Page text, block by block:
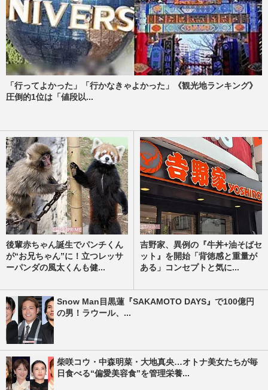
「行ってよかった」「行かなきゃよかった」《観光地ランキング》
圧倒的1位は「値段以...
後輩赤ちゃん誕生でパンチくん
が“お兄ちゃん”に！立つレッサ
ーパンダの風太くんも健...
吉野家、異例の『牛丼+油そばセ
ット』を開始「背徳感と重量が
ある」コンセプトと気に...
Snow Man目黒蓮『SAKAMOTO DAYS』で100億円
の男！ラウール、...
柴咲コウ・中森明菜・大地真央…オトナ美女たちが毎
日食べる“偏愛美容食”を管理栄養...